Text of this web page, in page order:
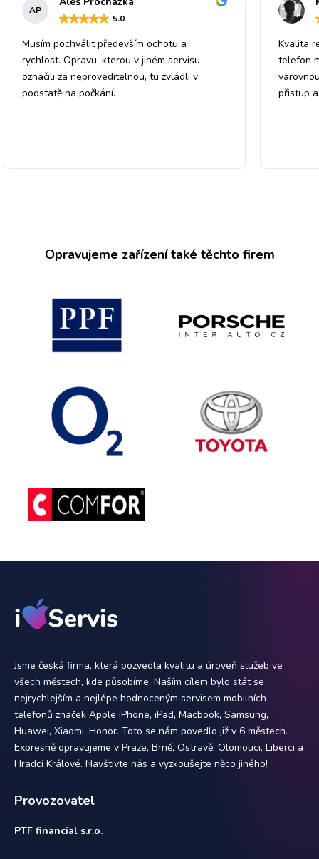
AP
5.0
Musím pochválit především ochotu a
rychlost. Opravu, kterou v jiném servisu
označili za neproveditelnou, tu zvládli v
podstatě na počkání.
Kvalita
telefon
přistup
Opravujeme zařízení také těchto firem
Jsme česká firma, která pozvedla kvalitu a úroveň služeb ve
všech městech, kde působíme. Naším cílem bylo stát se
nejrychlejším a nejlépe hodnoceným servisem mobilních
telefonů značek Apple iPhone, iPad, Macbook, Samsung,
Huawei, Xiaomi, Honor. Toto se nám povedlo již v 6 městech.
Expresně opravujeme v Praze, Brně, Ostravě, Olomouci, Liberci a
Hradci Králové. Navštivte nás a vyzkoušejte něco jiného!
Provozovatel
PTF financial s.r.o.